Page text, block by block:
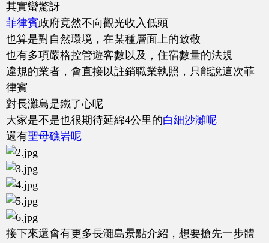
其實蠻驚訝
菲律賓政府竟然不向觀光收入低頭
也算是對自然環境，在某種層面上的致敬
也有多項嚴格控管遊客數以及，住宿數量的法規
違規的業者，會直接以註銷職業執照，只能說這次菲
律賓
對長灘島是鐵了心呢
大家是不是也很期待延綿4公里的白細沙灘呢
還有聖母礁岩呢
接下來還會有更多長灘島景點介紹，想要搶先一步體